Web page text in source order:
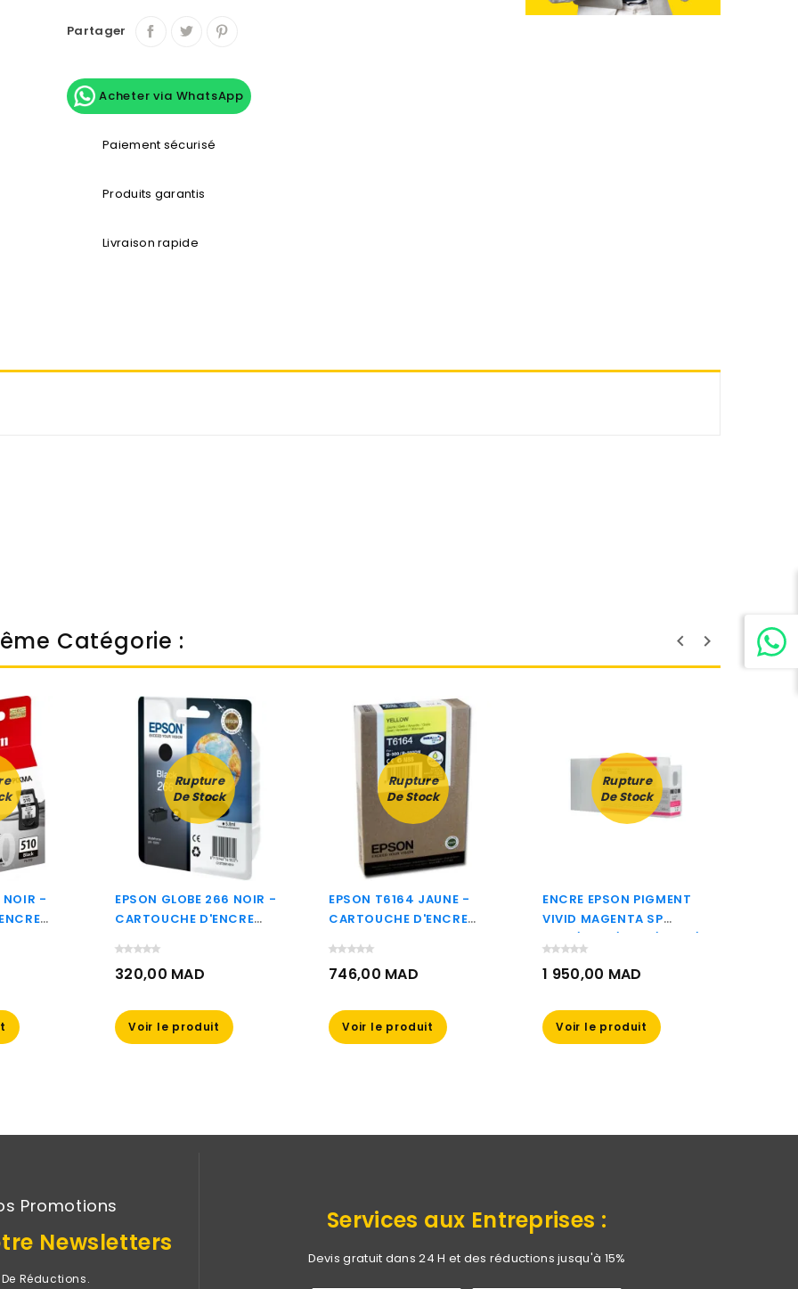
Partager
Acheter via WhatsApp
Paiement sécurisé
Produits garantis
Livraison rapide
Catégorie :
NOIR -
Rupture
De Stock
EPSON GLOBE 266 NOIR -
CARTOUCHE D'ENCRE
(C13T26614010)
320,00 MAD
Voir le produit
Rupture
De Stock
EPSON T6164 JAUNE -
CARTOUCHE D'ENCRE
(C13T616400)
746,00 MAD
Voir le produit
Rupture
De Stock
ENCRE EPSON PIGMENT
VIVID MAGENTA SP
7700/9700/7900/9900/7890/9890
(350ML) (C13T596300)
1 950,00 MAD
Voir le produit
Promotions
Newsletters
Réductions.
Services aux Entreprises :
Devis gratuit dans 24 H et des réductions jusqu'à 15%